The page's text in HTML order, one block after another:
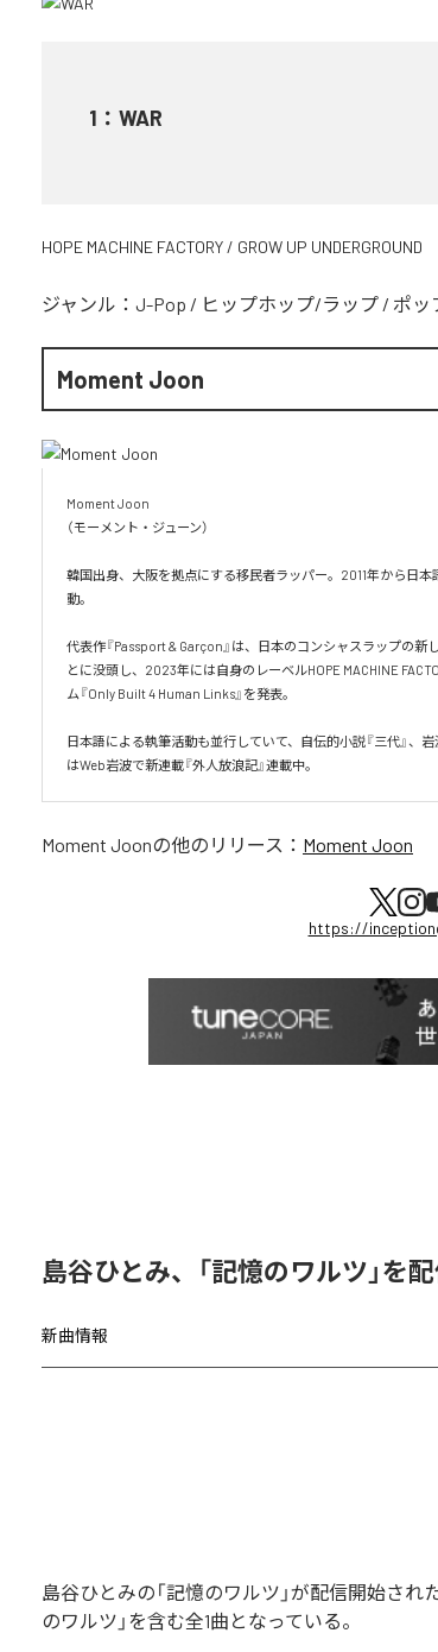
1 ： WAR
HOPE MACHINE FACTORY / GROW UP UNDERGROUND
ジャンル： J-Pop / ヒップホップ/ラップ / ポッ
Moment Joon
Moment Joon
（モーメント・ジューン）
韓国出身、大阪を拠点にする移民者ラッパー。2011年から日
動。
代表作『Passport & Garçon』は、日本のコンシャスラップの新
とに没頭し、2023年には自身のレーベルHOPE MACHINE
ム『Only Built 4 Human Links』を発表。
日本語による執筆活動も並行していて、自伝的小説『三代』、
はWeb岩波で新連載『外人放浪記』連載中。
Moment Joonの他のリリース： Moment Joon
https://
島谷ひとみ、「記憶のワルツ」を
新曲情報
島谷ひとみの「記憶のワルツ」が配信開始さ
のワルツ」を含む全1曲となっている。